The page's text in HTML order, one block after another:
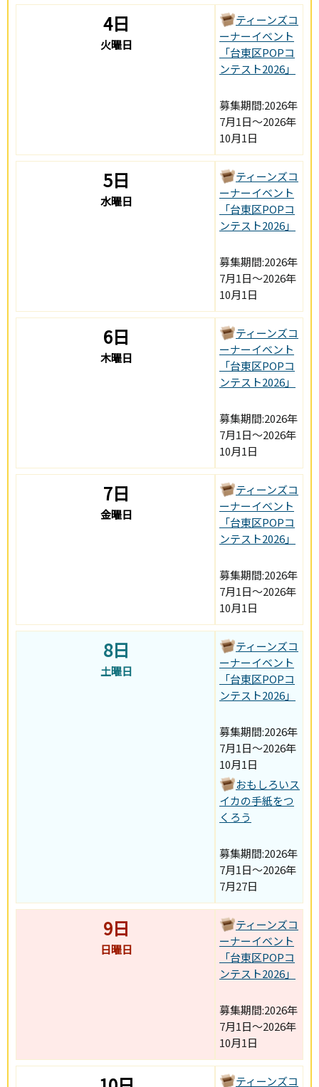
4日
火曜日
ティーンズコ
ーナーイベント
「台東区POPコ
ンテスト2026」
募集期間:2026年
7月1日～2026年
10月1日
5日
水曜日
ティーンズコ
ーナーイベント
「台東区POPコ
ンテスト2026」
募集期間:2026年
7月1日～2026年
10月1日
6日
木曜日
ティーンズコ
ーナーイベント
「台東区POPコ
ンテスト2026」
募集期間:2026年
7月1日～2026年
10月1日
7日
金曜日
ティーンズコ
ーナーイベント
「台東区POPコ
ンテスト2026」
募集期間:2026年
7月1日～2026年
10月1日
8日
土曜日
ティーンズコ
ーナーイベント
「台東区POPコ
ンテスト2026」
募集期間:2026年
7月1日～2026年
10月1日
おもしろいス
イカの手紙をつ
くろう
募集期間:2026年
7月1日～2026年
7月27日
9日
日曜日
ティーンズコ
ーナーイベント
「台東区POPコ
ンテスト2026」
募集期間:2026年
7月1日～2026年
10月1日
ティーンズコ